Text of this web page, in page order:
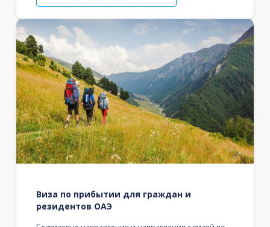
Виза по прибытии для граждан и
резидентов ОАЭ